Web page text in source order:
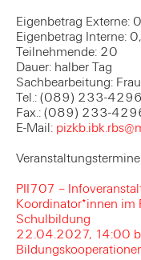
Eigenbetrag Externe:
Eigenbetrag Interne:
Teilnehmende: 20
Dauer: halber Tag
Sachbearbeitung:
Tel.: (089) 233-
Fax.: (089) 233-
E-Mail:
Veranstaltungstermine
PII707 –
Koordinator*innen im
Schulbildung
22.04.2027, 14:00